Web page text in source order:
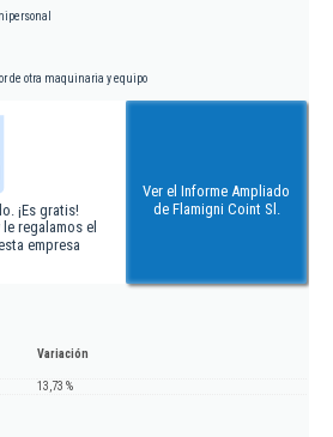
de otra maquinaria y equipo
¡Es gratis!
regalamos el
empresa
Ver el Informe Ampliado
de Flamigni Coint Sl.
Variación
13,73 %